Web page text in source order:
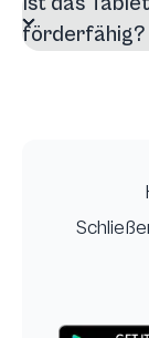
förderfähig?